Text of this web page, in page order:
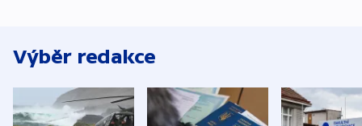
Výběr redakce